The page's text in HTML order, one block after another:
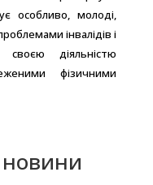
особливо, молоді,
інвалідів і
діяльністю
фізичними
новини